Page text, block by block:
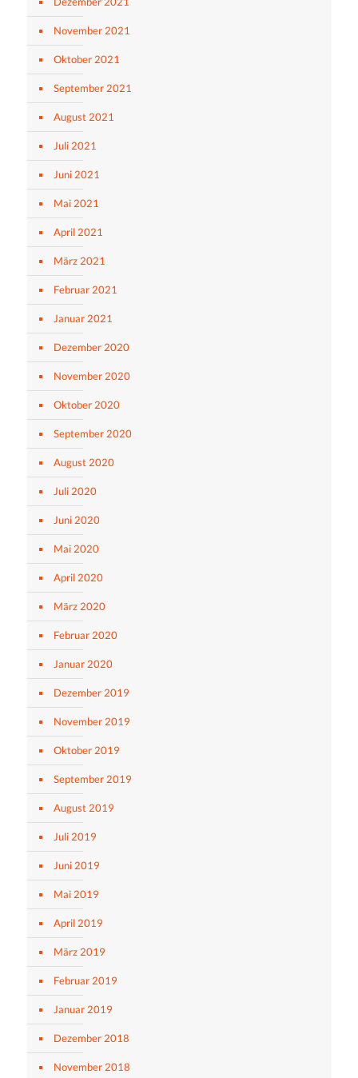
November 2021
Oktober 2021
September 2021
August 2021
Juli 2021
Juni 2021
Mai 2021
April 2021
März 2021
Februar 2021
Januar 2021
Dezember 2020
November 2020
Oktober 2020
September 2020
August 2020
Juli 2020
Juni 2020
Mai 2020
April 2020
März 2020
Februar 2020
Januar 2020
Dezember 2019
November 2019
Oktober 2019
September 2019
August 2019
Juli 2019
Juni 2019
Mai 2019
April 2019
März 2019
Februar 2019
Januar 2019
Dezember 2018
November 2018